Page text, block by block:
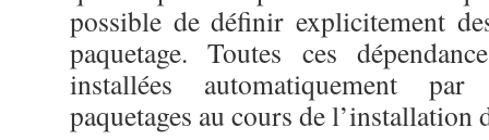
possible de définir explicitement
paquetage. Toutes ces
installées automatiquement
paquetages au cours de l’installation